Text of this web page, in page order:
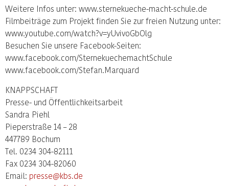
Weitere Infos unter: www.sternekueche-macht-schule.de
Filmbeiträge zum Projekt finden Sie zur freien Nutzung unter:
www.youtube.com/watch?v=yUvivoGbOlg
Besuchen Sie unsere Facebook-Seiten:
www.facebook.com/SternekuechemachtSchule
www.facebook.com/Stefan.Marquard
KNAPPSCHAFT
Presse- und Öffentlichkeitsarbeit
Sandra Piehl
Pieperstraße 14 – 28
447789 Bochum
Tel. 0234 304-82111
Fax 0234 304-82060
Email: presse@kbs.de